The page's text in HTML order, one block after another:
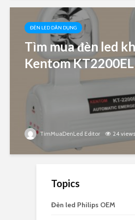
ĐÈN LED DÂN DỤNG
Tìm mua đèn led
Kentom KT2200EL
TimMuaDenLed Editor 24 views
Topics
Đèn led Philips OEM